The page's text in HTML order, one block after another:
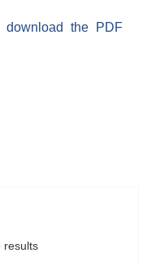
the PDF
results